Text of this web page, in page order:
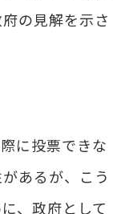
の見解を示さ
に投票できな
あるが、こう
、政府として